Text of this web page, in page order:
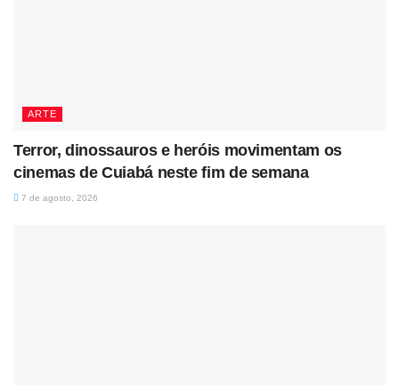
ARTE
Terror, dinossauros e heróis movimentam os
cinemas de Cuiabá neste fim de semana
7 de agosto, 2026